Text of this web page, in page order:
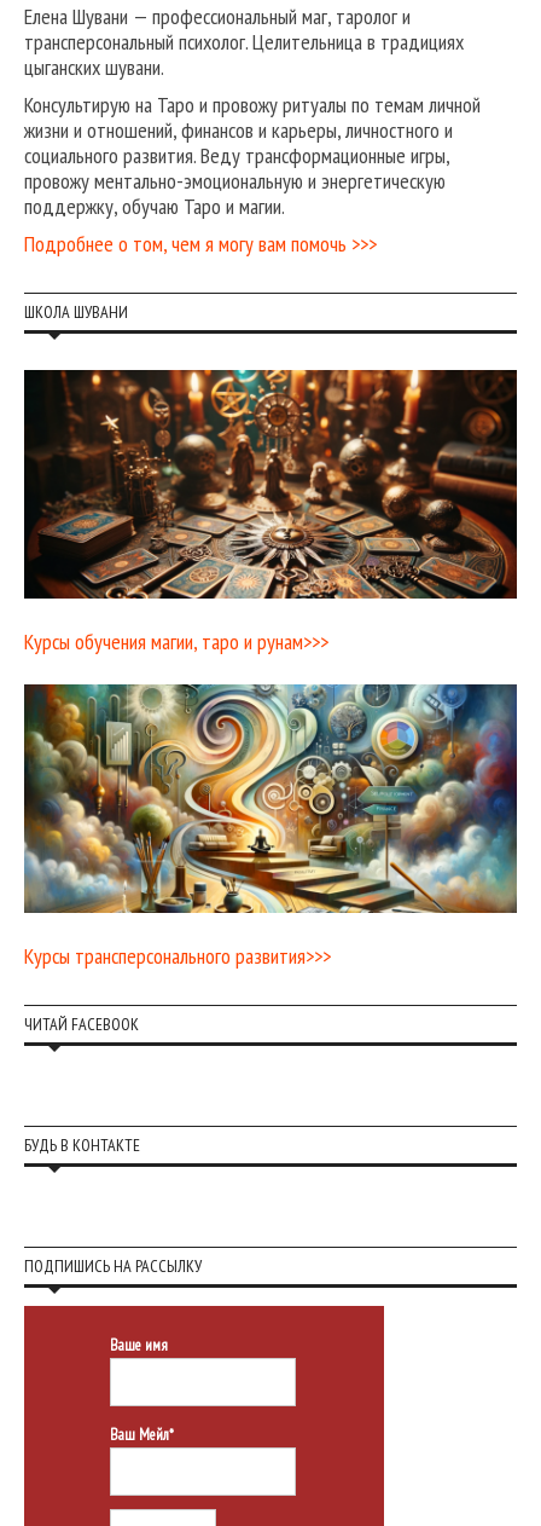
Елена Шувани — профессиональный маг, таролог и
трансперсональный психолог. Целительница в традициях
цыганских шувани.
Консультирую на Таро и провожу ритуалы по темам личной
жизни и отношений, финансов и карьеры, личностного и
социального развития. Веду трансформационные игры,
провожу ментально-эмоциональную и энергетическую
поддержку, обучаю Таро и магии.
Подробнее о том, чем я могу вам помочь >>>
ШКОЛА ШУВАНИ
Курсы обучения магии, таро и рунам>>>
Курсы трансперсонального развития>>>
ЧИТАЙ FACEBOOK
БУДЬ В КОНТАКТЕ
ПОДПИШИСЬ НА РАССЫЛКУ
Ваше имя
Ваш Мейл*